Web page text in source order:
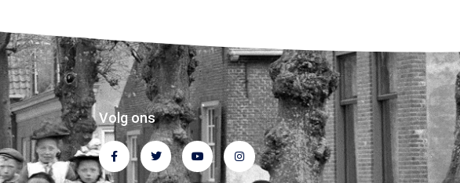
Volg ons